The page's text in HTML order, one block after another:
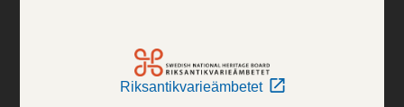
Riksantikvarieämbetet